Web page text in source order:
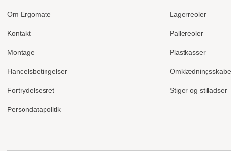
Om Ergomate
Kontakt
Montage
Handelsbetingelser
Fortrydelsesret
Persondatapolitik
Lagerreoler
Pallereoler
Plastkasser
Omklædningsskabe
Stiger og stilladser